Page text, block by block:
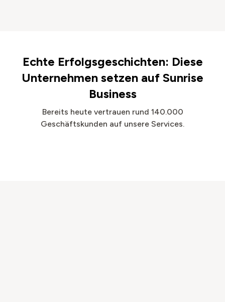
Echte Erfolgsgeschichten: Diese
Unternehmen setzen auf Sunrise
Business
Bereits heute vertrauen rund 140.000
Geschäftskunden auf unsere Services.